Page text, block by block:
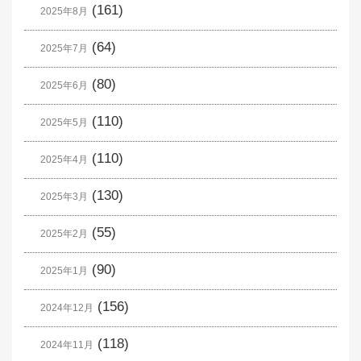
2025年8月 (161)
2025年7月 (64)
2025年6月 (80)
2025年5月 (110)
2025年4月 (110)
2025年3月 (130)
2025年2月 (55)
2025年1月 (90)
2024年12月 (156)
2024年11月 (118)